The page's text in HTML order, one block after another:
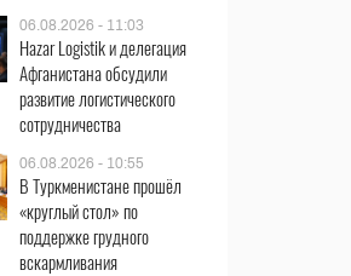
06.08.2026 - 11:03
Hazar Logistik и делегация
Афганистана обсудили
развитие логистического
сотрудничества
06.08.2026 - 10:55
В Туркменистане прошёл
«круглый стол» по
поддержке грудного
вскармливания